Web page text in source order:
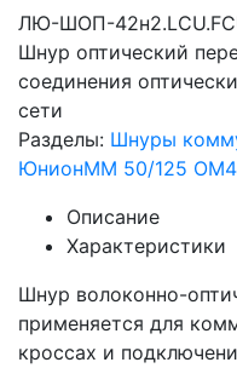
ЛЮ-ШОП-
Шнур оптический
соединения
сети
Разделы: Шнуры
ЮнионMM 50/125 OM4
Описание
Характеристики
Шнур волоконно-
применяется для
кроссах и